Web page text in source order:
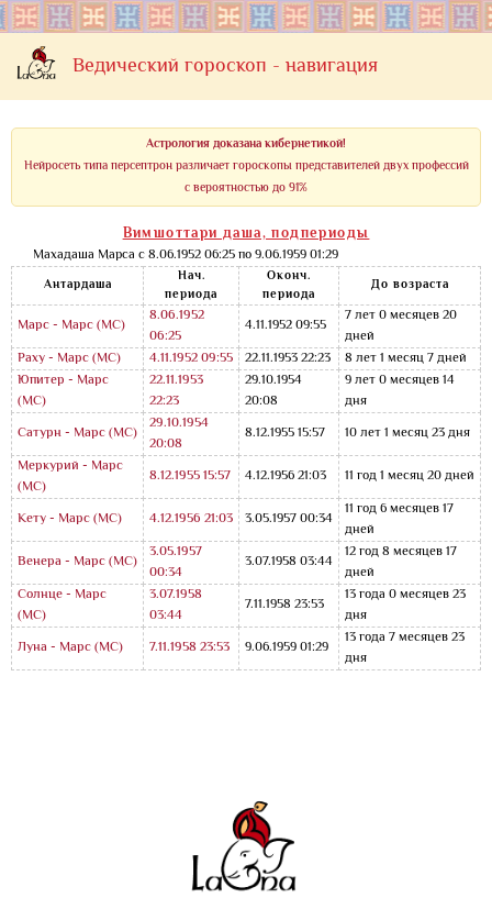
Ведический гороскоп - навигация
Астрология доказана кибернетикой!
Нейросеть типа персептрон различает гороскопы представителей двух профессий
с вероятностью до 91%
Вимшоттари даша, подпериоды
Махадаша Марса с 8.06.1952 06:25 по 9.06.1959 01:29
Антардаша
Нач.
периода
Оконч.
периода
До возраста
Марс - Марс(МС)
8.06.1952
06:25
4.11.1952 09:55
7 лет 0 месяцев 20
дней
Раху - Марс(МС) 4.11.1952 09:55 22.11.1953 22:23
8 лет 1 месяц 7 дней
Юпитер - Марс
(МС)
22.11.1953
22:23
29.10.1954
20:08
9 лет 0 месяцев 14
дня
Сатурн - Марс(МС) 29.10.1954
20:08
8.12.1955 15:57
10 лет 1 месяц 23 дня
Меркурий - Марс
(МС)
8.12.1955 15:57 4.12.1956 21:03 11 год 1 месяц 20 дней
Кету - Марс(МС) 4.12.1956 21:03 3.05.1957 00:34 11 год 6 месяцев 17
дней
Венера - Марс(МС) 3.05.1957
00:34
3.07.1958 03:44 12 год 8 месяцев 17
дней
Солнце - Марс
(МС)
3.07.1958
03:44
7.11.1958 23:53
13 года 0 месяцев 23
дня
Луна - Марс(МС) 7.11.1958 23:53 9.06.1959 01:29
13 года 7 месяцев 23
дня